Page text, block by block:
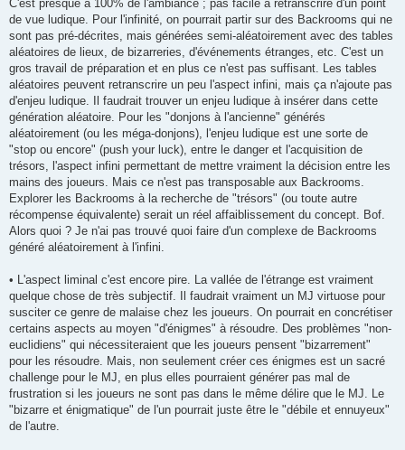
C'est presque à 100% de l'ambiance ; pas facile à retranscrire d'un point
de vue ludique. Pour l'infinité, on pourrait partir sur des Backrooms qui ne
sont pas pré-décrites, mais générées semi-aléatoirement avec des tables
aléatoires de lieux, de bizarreries, d'événements étranges, etc. C'est un
gros travail de préparation et en plus ce n'est pas suffisant. Les tables
aléatoires peuvent retranscrire un peu l'aspect infini, mais ça n'ajoute pas
d'enjeu ludique. Il faudrait trouver un enjeu ludique à insérer dans cette
génération aléatoire. Pour les "donjons à l'ancienne" générés
aléatoirement (ou les méga-donjons), l'enjeu ludique est une sorte de
"stop ou encore" (push your luck), entre le danger et l'acquisition de
trésors, l'aspect infini permettant de mettre vraiment la décision entre les
mains des joueurs. Mais ce n'est pas transposable aux Backrooms.
Explorer les Backrooms à la recherche de "trésors" (ou toute autre
récompense équivalente) serait un réel affaiblissement du concept. Bof.
Alors quoi ? Je n'ai pas trouvé quoi faire d'un complexe de Backrooms
généré aléatoirement à l'infini.
• L'aspect liminal c'est encore pire. La vallée de l'étrange est vraiment
quelque chose de très subjectif. Il faudrait vraiment un MJ virtuose pour
susciter ce genre de malaise chez les joueurs. On pourrait en concrétiser
certains aspects au moyen "d'énigmes" à résoudre. Des problèmes "non-
euclidiens" qui nécessiteraient que les joueurs pensent "bizarrement"
pour les résoudre. Mais, non seulement créer ces énigmes est un sacré
challenge pour le MJ, en plus elles pourraient générer pas mal de
frustration si les joueurs ne sont pas dans le même délire que le MJ. Le
"bizarre et énigmatique" de l'un pourrait juste être le "débile et ennuyeux"
de l'autre.